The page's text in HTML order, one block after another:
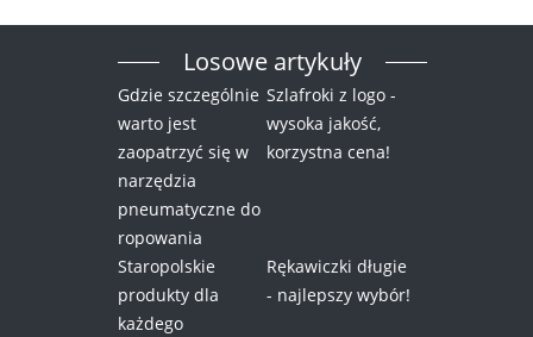
Losowe artykuły
Gdzie szczególnie
warto jest
zaopatrzyć się w
narzędzia
pneumatyczne do
ropowania
Szlafroki z logo -
wysoka jakość,
korzystna cena!
Staropolskie
produkty dla
każdego
Rękawiczki długie
- najlepszy wybór!